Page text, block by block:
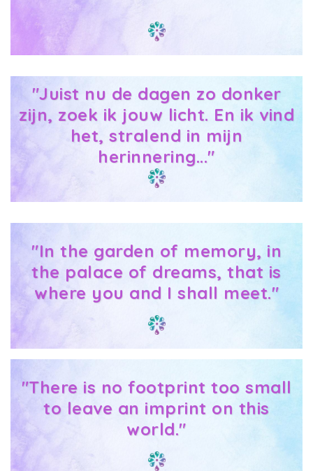
"Juist nu de dagen zo donker
zijn, zoek ik jouw licht. En ik vind
het, stralend in mijn
herinnering..."
"In the garden of memory, in
the palace of dreams, that is
where you and I shall meet."
"There is no footprint too small
to leave an imprint on this
world."